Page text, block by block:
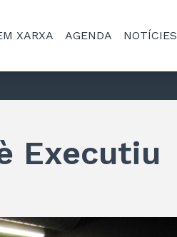
XARXA AGENDA NOTÍCIES
Executiu